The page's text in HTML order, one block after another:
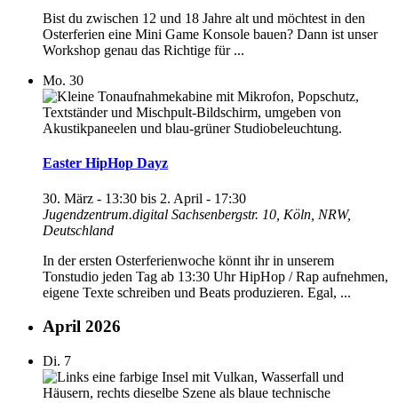
Bist du zwischen 12 und 18 Jahre alt und möchtest in den
Osterferien eine Mini Game Konsole bauen? Dann ist unser
Workshop genau das Richtige für ...
Mo. 30
Easter HipHop Dayz
30. März - 13:30 bis 2. April - 17:30
Jugendzentrum.digital Sachsenbergstr. 10, Köln, NRW,
Deutschland
In der ersten Osterferienwoche könnt ihr in unserem
Tonstudio jeden Tag ab 13:30 Uhr HipHop / Rap aufnehmen,
eigene Texte schreiben und Beats produzieren. Egal, ...
April 2026
Di. 7